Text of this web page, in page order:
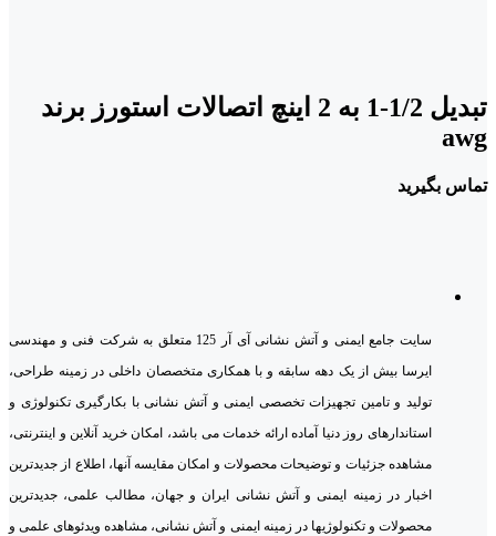
تبدیل 1/2-1 به 2 اینچ اتصالات استورز برند
awg
تماس بگیرید
سایت جامع ایمنی و آتش نشانی آی آر 125 متعلق به شرکت فنی و مهندسی
ایرسا بیش از یک دهه سابقه و با همکاری متخصصان داخلی در زمینه طراحی،
تولید و تامین تجهیزات تخصصی ایمنی و آتش نشانی با بکارگیری تکنولوژی و
استاندارهای روز دنیا آماده ارائه خدمات می باشد، امکان خرید آنلاین و اینترنتی،
مشاهده جزئیات و توضیحات محصولات و امکان مقایسه آنها، اطلاع از جدیدترین
اخبار در زمینه ایمنی و آتش نشانی ایران و جهان، مطالب علمی، جدیدترین
محصولات و تکنولوژیها در زمینه ایمنی و آتش نشانی، مشاهده ویدئوهای علمی و